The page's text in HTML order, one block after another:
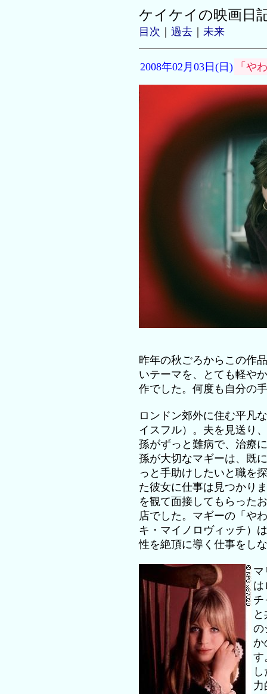
ケイケイの映画日
目次 過去 未来
2008年02月03日(日) 「や
昨年の秋ごろからこの作
いテーマを、とても軽や
作でした。何度も自分の
ロンドン郊外に住む平凡
イスフル）。夫を見送り
孫がずっと難病で、治療
孫が大切なマギーは、既
っと手助けしたいと職を
た彼女に仕事は見つかり
を観て面接してもらった
店でした。マギーの「や
キ・マイノロヴィッチ）
性を絶頂に導く仕事をし
マ
は
チ
の
か
す
力